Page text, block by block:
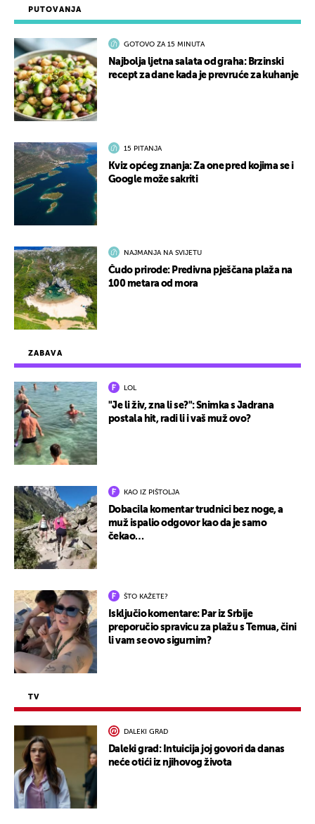
ZABAVA
LOL
"Je li živ, zna li se?": Snimka s Jadrana
postala hit, radi li i vaš muž ovo?
KAO IZ PIŠTOLJA
Dobacila komentar trudnici bez noge, a
muž ispalio odgovor kao da je samo
čekao…
ŠTO KAŽETE?
Isključio komentare: Par iz Srbije
preporučio spravicu za plažu s Temua, čini
li vam se ovo sigurnim?
TV
DALEKI GRAD
Daleki grad: Intuicija joj govori da danas
neće otići iz njihovog života
PUTOVANJA
GOTOVO ZA 15 MINUTA
Najbolja ljetna salata od graha: Brzinski
recept za dane kada je prevruće za kuhanje
15 PITANJA
Kviz općeg znanja: Za one pred kojima se i
Google može sakriti
NAJMANJA NA SVIJETU
Čudo prirode: Predivna pješčana plaža na
100 metara od mora